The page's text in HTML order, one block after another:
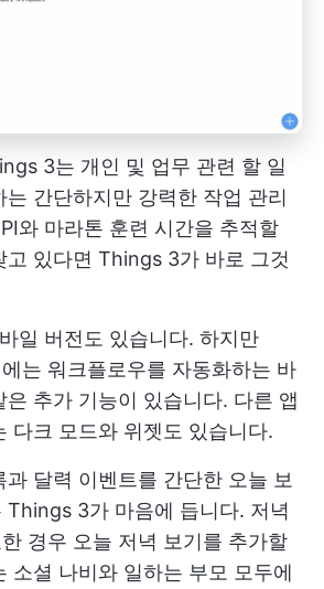
3는 개인 및 업무 관련 할 일
는 간단하지만 강력한 작업 관리
와 마라톤 훈련 시간을 추적할
고 있다면 Things 3가 바로 그것
일 버전도 있습니다. 하지만
는 워크플로우를 자동화하는 바
은 추가 기능이 있습니다. 다른 앱
다크 모드와 위젯도 있습니다.
달력 이벤트를 간단한 오늘 보
Things 3가 마음에 듭니다. 저녁
경우 오늘 저녁 보기를 추가할
소셜 나비와 일하는 부모 모두에